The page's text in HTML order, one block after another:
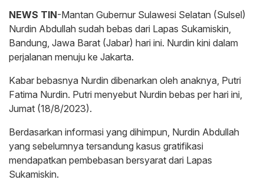
NEWS TIN-Mantan Gubernur Sulawesi Selatan (Sulsel)
Nurdin Abdullah sudah bebas dari Lapas Sukamiskin,
Bandung, Jawa Barat (Jabar) hari ini. Nurdin kini dalam
perjalanan menuju ke Jakarta.
Kabar bebasnya Nurdin dibenarkan oleh anaknya, Putri
Fatima Nurdin. Putri menyebut Nurdin bebas per hari ini,
Jumat (18/8/2023).
Berdasarkan informasi yang dihimpun, Nurdin Abdullah
yang sebelumnya tersandung kasus gratifikasi
mendapatkan pembebasan bersyarat dari Lapas
Sukamiskin.